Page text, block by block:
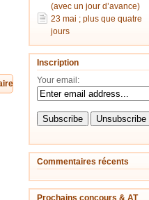
(avec un jour d’avance)
23 mai ; plus que quatre
jours
Inscription
Your email:
Commentaires récents
Prochains concours & AT